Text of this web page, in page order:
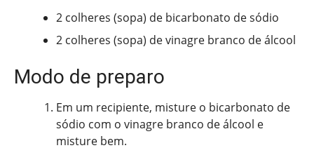
2 colheres (sopa) de bicarbonato de sódio
2 colheres (sopa) de vinagre branco de álcool
Modo de preparo
Em um recipiente, misture o bicarbonato de
sódio com o vinagre branco de álcool e
misture bem.